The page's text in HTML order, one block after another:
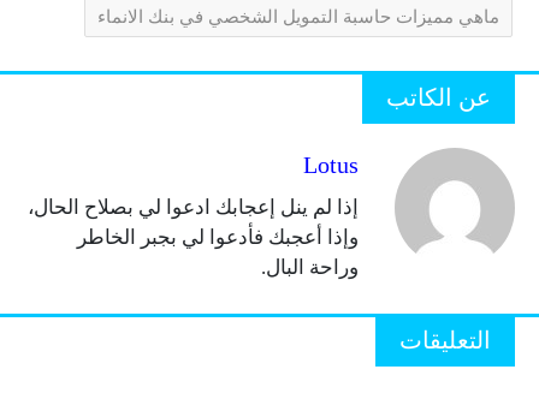
ماهي مميزات حاسبة التمويل الشخصي في بنك الانماء
عن الكاتب
Lotus
إذا لم ينل إعجابك ادعوا لي بصلاح الحال،
وإذا أعجبك فأدعوا لي بجبر الخاطر
وراحة البال.
التعليقات